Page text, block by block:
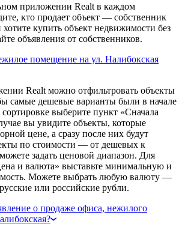
приложении Realt в каждом
кто продает объект — собственник
хотите купить объект недвижимости без
объявления от собственников.
помещение на ул. Налибокская
Realt можно отфильтровать объекты
самые дешевые варианты были в начале
выберите пункт «Сначала
вы увидите объекты, которые
цене, а сразу после них будут
по стоимости — от дешевых к
задать ценовой диапазон. Для
и валюта» выставьте минимальную и
Можете выбрать любую валюту —
или российские рубли.
о продаже офиса, нежилого